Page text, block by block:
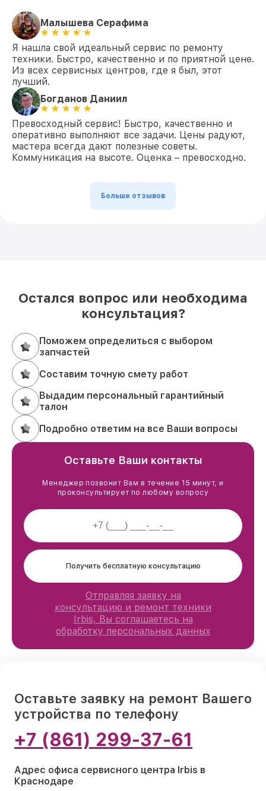
Малышева Серафима
Я нашла свой идеальный сервис по ремонту
техники. Быстро, качественно и по приятной цене.
Из всех сервисных центров, где я был, этот
лучший.
Богданов Даниил
Превосходный сервис! Быстро, качественно и
оперативно выполняют все задачи. Цены радуют,
мастера всегда дают полезные советы.
Коммуникация на высоте. Оценка – превосходно.
Больше отзывов
Остался вопрос или необходима
консультация?
Поможем определиться с выбором
запчастей
Составим точную смету работ
Выдадим персональный гарантийный
талон
Подробно ответим на все Ваши вопросы
Оставьте Ваши контакты
Менеджер позвонит Вам в течение 15 минут, и
проконсультирует по любому вопросу
Получить бесплатную консультацию
Отправляя заявку на
консультацию и ремонт техники
Irbis, Вы соглашаетесь на
обработку персональных данных
Оставьте заявку на ремонт Вашего
устройства по телефону
+7 (861) 299-37-61
Адрес офиса сервисного центра Irbis в
Краснодаре